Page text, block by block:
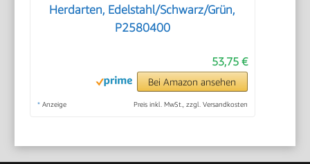
Herdarten, Edelstahl/Schwarz/Grün,
P2580400
53,75 €
Bei Amazon ansehen
* Anzeige Preis inkl. MwSt., zzgl. Versandkosten